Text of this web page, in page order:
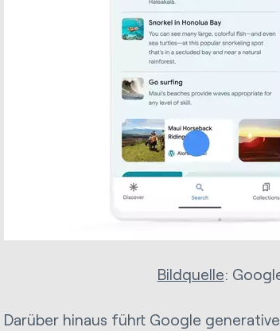
Bildquelle:
Darüber hinaus führt Google